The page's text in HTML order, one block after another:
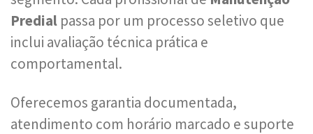
Predial passa por um processo seletivo que
inclui avaliação técnica prática e
comportamental.
Oferecemos garantia documentada,
atendimento com horário marcado e suporte